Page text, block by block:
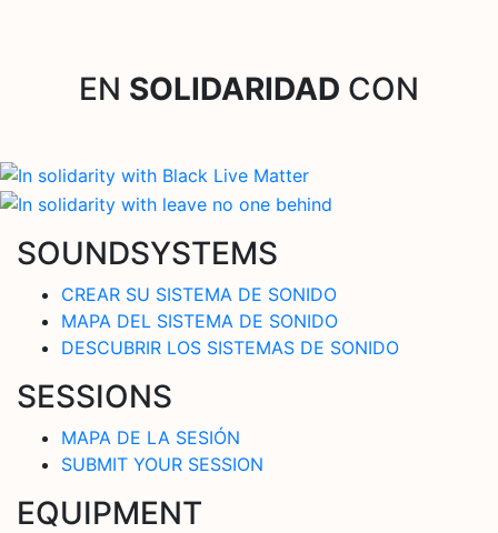
EN SOLIDARIDAD CON
SOUNDSYSTEMS
CREAR SU SISTEMA DE SONIDO
MAPA DEL SISTEMA DE SONIDO
DESCUBRIR LOS SISTEMAS DE SONIDO
SESSIONS
MAPA DE LA SESIÓN
SUBMIT YOUR SESSION
EQUIPMENT